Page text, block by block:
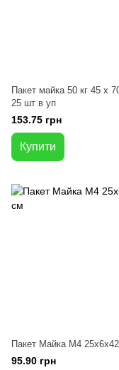
Пакет майка 50 кг 45 x
25 шт в уп
153.75 грн
Купити
Пакет Майка М4
95.90 грн